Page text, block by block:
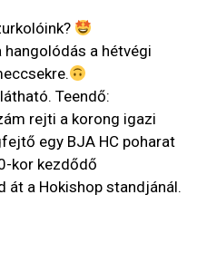
hangolódás a hétvégi
Teendő:
rejti a korong igazi
egy BJA HC poharat
kor kezdődő
át a Hokishop standjánál.